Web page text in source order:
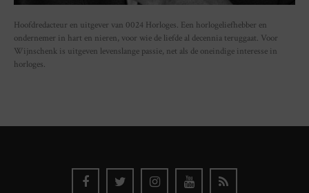
Hoofdredacteur en uitgever van 0024 Horloges. Een horlogeliefhebber en
ondernemer in hart en nieren, voor wie de liefde al decennia teruggaat. Voor
Wijnschenk is uitgeven levenslange passie, net als de oneindige interesse in
horloges.